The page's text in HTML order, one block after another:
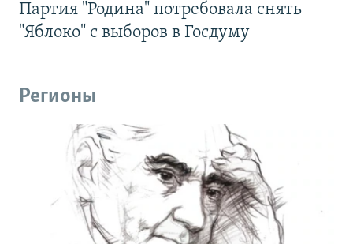
Партия "Родина" потребовала снять
"Яблоко" с выборов в Госдуму
Регионы